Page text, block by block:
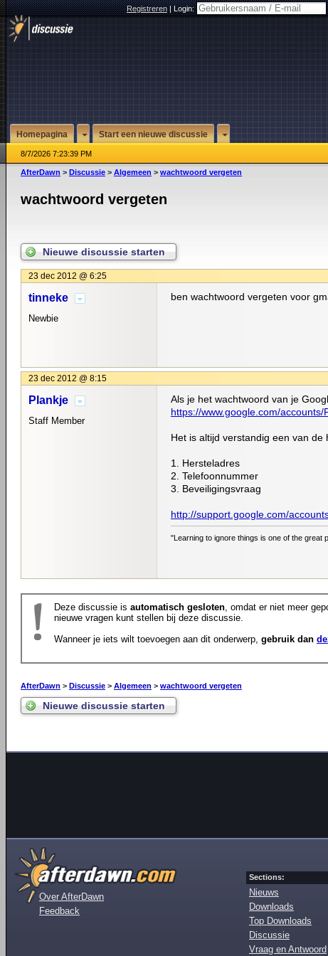
Registreren|Login:
Homepagina Start een nieuwe discussie
8/7/2026 7:23:39 PM
AfterDawn > Discussie > Algemeen > wachtwoord vergeten
wachtwoord vergeten
Nieuwe discussie starten
23 dec 2012 @ 6:25
tinneke
Newbie
ben wachtwoord vergeten voor
23 dec 2012 @ 8:15
Plankje
Staff Member
Als je het wachtwoord van je
https://www.google.com/accounts/
Het is altijd verstandig een van
1. Hersteladres
2. Telefoonnummer
3. Beveiligingsvraag
http://support.google.com/
"Learning to ignore things is one of the great
Deze discussie is automatisch gesloten, omdat er niet meer
nieuwe vragen kunt stellen bij deze discussie.
Wanneer je iets wilt toevoegen aan dit onderwerp, gebruik dan
AfterDawn > Discussie > Algemeen > wachtwoord vergeten
Nieuwe discussie starten
Over AfterDawn
Feedback
Sections:
Nieuws
Downloads
Top Downloads
Discussie
Vraag en Antwoord